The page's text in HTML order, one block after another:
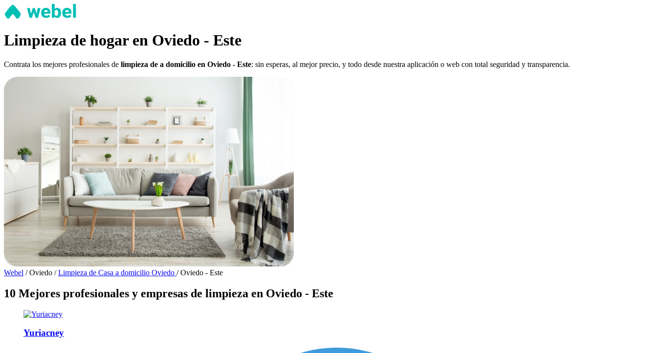
Limpieza de hogar en Oviedo - Este
Contrata los mejores profesionales de limpieza de a domicilio en Oviedo - Este: sin esperas, al mejor precio, y todo desde nuestra aplicación o web con total seguridad y transparencia.
Webel / Oviedo / Limpieza de Casa a domicilio Oviedo / Oviedo - Este
10 Mejores profesionales y empresas de limpieza en Oviedo - Este
Yuriacney